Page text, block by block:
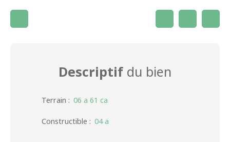
Descriptif du bien
Terrain : 06 a 61 ca
Constructible : 04 a